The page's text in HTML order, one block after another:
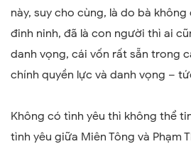
này, suy cho cùng, là do bà
đinh ninh, đã là con người thì ai
danh vọng, cái vốn rất sẵn trong
chính quyền lực và danh vọng –
Không có tình yêu thì không thể
tình yêu giữa Miên Tông và Phạm